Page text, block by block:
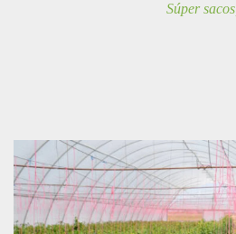
Súper sacos,